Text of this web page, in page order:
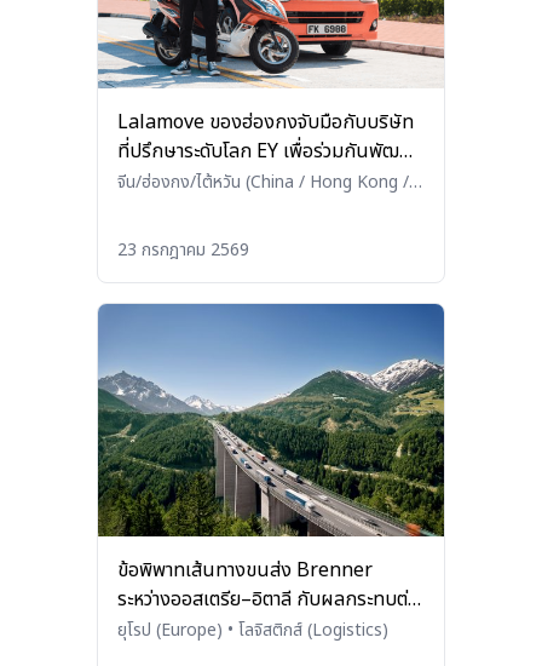
Lalamove ของฮ่องกงจับมือกับบริษัท
ที่ปรึกษาระดับโลก EY เพื่อร่วมกันพัฒนา
“เศรษฐกิจการบินระดับต่ำ” (low-
จีน/ฮ่องกง/ไต้หวัน (China / Hong Kong /
23 กรกฎาคม 2569
ข้อพิพาทเส้นทางขนส่ง Brenner
ระหว่างออสเตรีย–อิตาลี กับผลกระทบต่อ
ระบบโลจิสติกส์ของยุโรป
ยุโรป (Europe) • โลจิสติกส์ (Logistics)